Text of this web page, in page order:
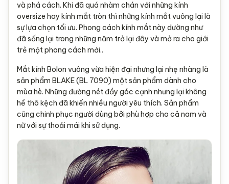
và phá cách. Khi đã quá nhàm chán với những kính
oversize hay kính mắt tròn thì những kính mắt vuông lại là
sự lựa chọn tối ưu. Phong cách kính mắt này dường như
đã sống lại trong những năm trở lại đây và mở ra cho giới
trẻ một phong cách mới..
Mắt kính Bolon vuông vừa hiện đại nhưng lại nhẹ nhàng là
sản phẩm BLAKE (BL 7090) một sản phẩm dành cho
mùa hè. Những đường nét đầy góc cạnh nhưng lại không
hề thô kệch đã khiến nhiều người yêu thích. Sản phẩm
cũng chinh phục người dùng bởi phù hợp cho cả nam và
nữ với sự thoải mái khi sử dụng.